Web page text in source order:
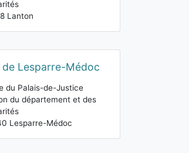
Lanton
de Lesparre-Médoc
du Palais-de-Justice
du département et des
Lesparre-Médoc